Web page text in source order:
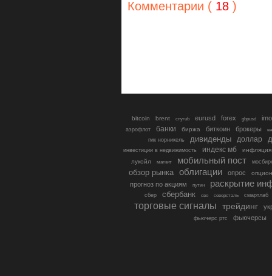
Комментарии ( 18 )
bitcoin brent cnyrub eurusd forex gbpusd
аэрофлот банки биржа биткоин брокеры
гмк норникель
дивиденды доллар
инвестиции в недвижимость индекс мб
инфляция
лукойл
магнит мобильный пост
обзор рынка облигации опрос
прогноз по акциям путин раскрытие
сбер сбербанк сво северсталь смартлаб
торговые сигналы трейдинг
фьючерс ртс фьючерсы